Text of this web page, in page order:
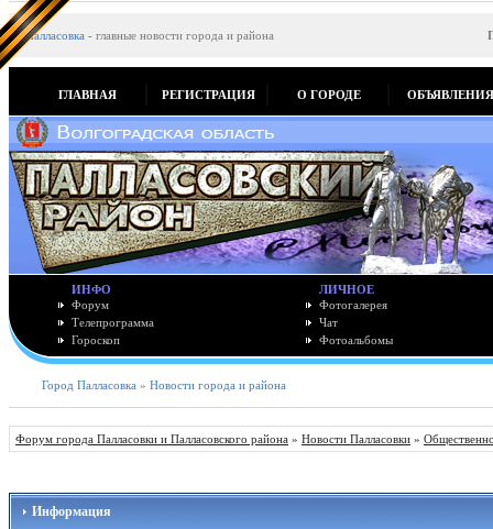
Палласовка - главные новости города и района
ГЛАВНАЯ РЕГИСТРАЦИЯ О ГОРОДЕ ОБЪЯВЛЕНИЯ
ИНФО
Форум
Телепрограмма
Гороскоп
ЛИЧНОЕ
Фотогалерея
Чат
Фотоальбомы
Город Палласовка » Новости города и района
Форум города Палласовки и Палласовского района » Новости Палласовки »
Информация